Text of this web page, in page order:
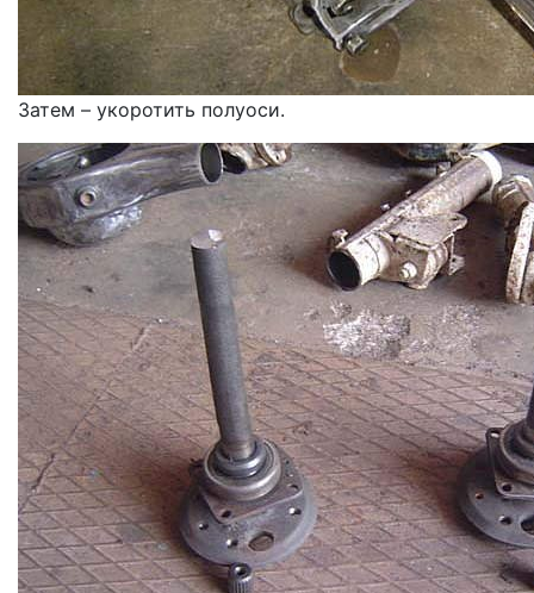
Затем – укоротить полуоси.